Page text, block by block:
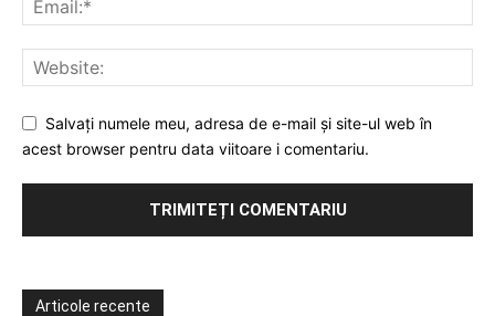
Salvați numele meu, adresa de e-mail și site-ul web în
acest browser pentru data viitoare i comentariu.
Articole recente